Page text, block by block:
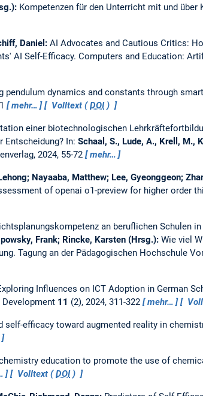
Kompetenzen für den Unterricht mit und über
Daniel: AI Advocates and Cautious Critics:
AI Self-Efficacy. Computers and Education:
pendulum dynamics and constants through
mehr… Volltext (DOI)
einer biotechnologischen
Entscheidung? In: Schaal, S., Lude, A., Krell, M.,
2024, 55-72
mehr…
Nayaaba, Matthew; Lee, Gyeonggeon;
of openai o1-preview for higher order
an beruflichen Schulen
Frank; Rincke, Karsten (Hrsg.): Wie viel
Tagung an der Pädagogischen Hochschule
Influences on ICT Adoption in German
11 (2), 2024, 311-322 mehr…
self-efficacy toward augmented reality in
education to promote the use of
Volltext (DOI)